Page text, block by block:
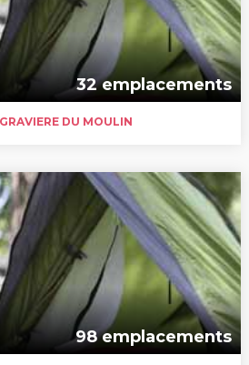
32 emplacements
DU MOULIN
98 emplacements